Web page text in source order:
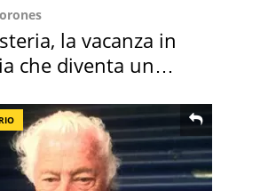
la vacanza in
che diventa un